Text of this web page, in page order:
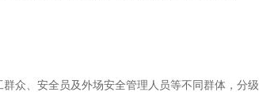
众、安全员及外场安全管理人员等不同群体，分级